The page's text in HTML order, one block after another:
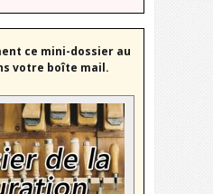
ce mini-dossier au
votre boîte mail.